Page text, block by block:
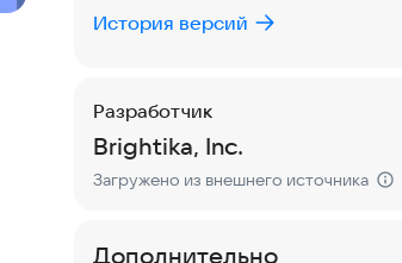
История версий
Разработчик
Brightika, Inc.
Загружено из внешнего источника
Дополнительно